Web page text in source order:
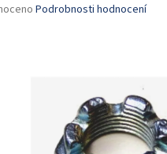
Podrobnosti hodnocení